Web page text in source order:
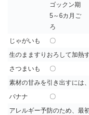
ゴックン期
5～6カ月ご
ろ
じゃがいも
〇
生のまますりおろして加熱
さつまいも
〇
素材の甘みを引き出すには
バナナ
〇
アレルギー予防のため、最